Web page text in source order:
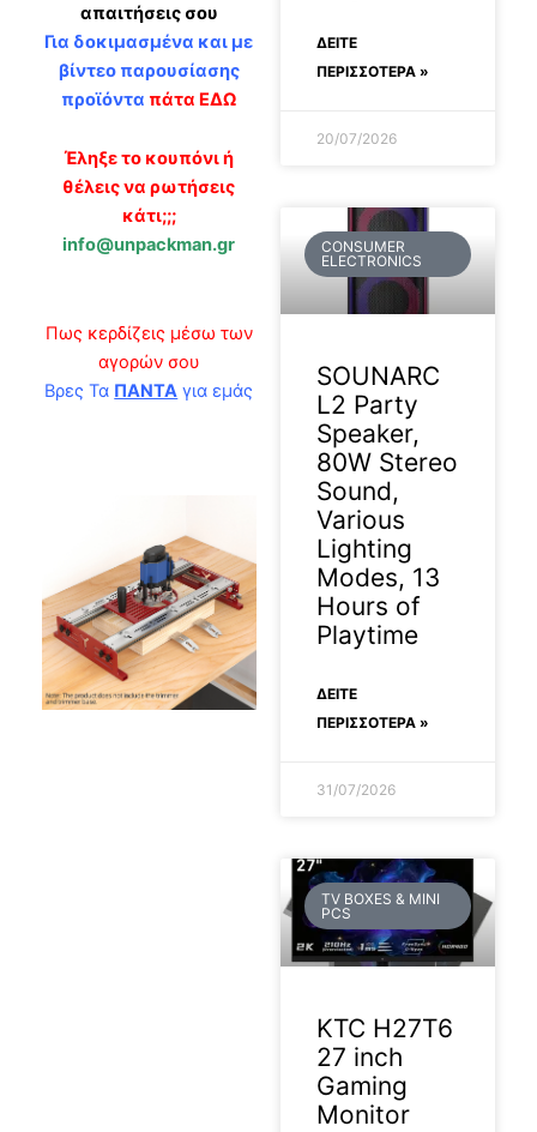
απαιτήσεις σου
Για δοκιμασμένα και με
βίντεο παρουσίασης
προϊόντα πάτα ΕΔΩ
Έληξε το κουπόνι ή
θέλεις να ρωτήσεις
κάτι;;;
info@unpackman.gr
Πως κερδίζεις μέσω των
αγορών σου
Βρες Τα ΠΑΝΤΑ για εμάς
ΔΕΊΤΕ
ΠΕΡΙΣΣΟΤΕΡΑ »
20/07/2026
CONSUMER
ELECTRONICS
SOUNARC
L2 Party
Speaker,
80W Stereo
Sound,
Various
Lighting
Modes, 13
Hours of
Playtime
ΔΕΊΤΕ
ΠΕΡΙΣΣΟΤΕΡΑ »
31/07/2026
TV BOXES & MINI
PCS
KTC H27T6
27 inch
Gaming
Monitor